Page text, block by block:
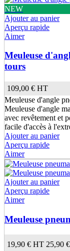
NEW
Ajouter au panier
Aperçu rapide
Aimer
Meuleuse
tours
109,00 € HT
Meuleuse d'angle
Meuleuse d'angle
avec revêtement et
facile d'accès à
Ajouter au panier
Aperçu rapide
Aimer
Ajouter au panier
Aperçu rapide
Aimer
Meuleuse
19,90 € HT 25,90 €